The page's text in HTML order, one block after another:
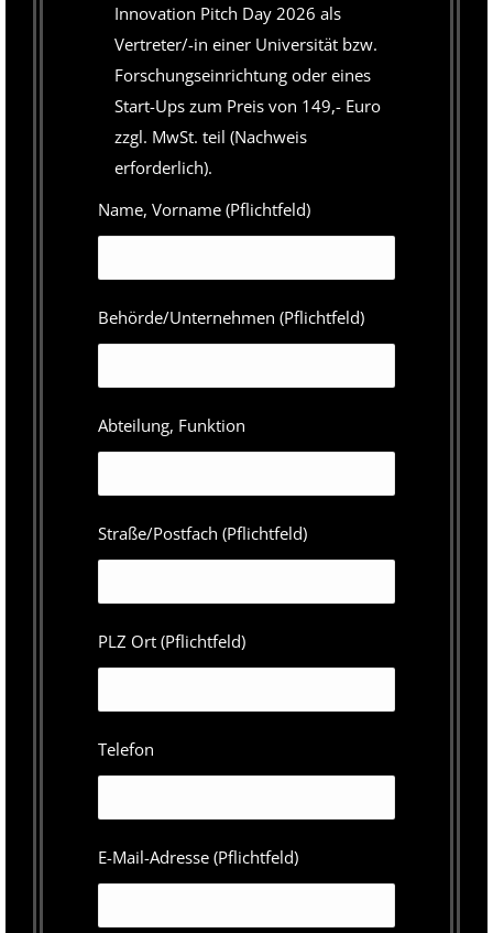
Innovation Pitch Day 2026 als
Vertreter/-in einer Universität bzw.
Forschungseinrichtung oder eines
Start-Ups zum Preis von 149,- Euro
zzgl. MwSt. teil (Nachweis
erforderlich).
Name, Vorname (Pflichtfeld)
Behörde/Unternehmen (Pflichtfeld)
Abteilung, Funktion
Straße/Postfach (Pflichtfeld)
PLZ Ort (Pflichtfeld)
Telefon
E-Mail-Adresse (Pflichtfeld)